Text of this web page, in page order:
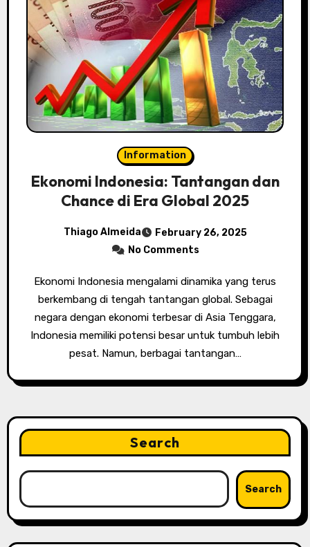
Information
Ekonomi Indonesia: Tantangan dan
Chance di Era Global 2025
Thiago Almeida
February 26, 2025
No Comments
Ekonomi Indonesia mengalami dinamika yang terus
berkembang di tengah tantangan global. Sebagai
negara dengan ekonomi terbesar di Asia Tenggara,
Indonesia memiliki potensi besar untuk tumbuh lebih
pesat. Namun, berbagai tantangan…
Search
Search